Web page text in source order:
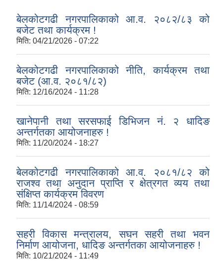
बेलकोटगढी नगरपालिकाको आ.व. २०८२/८३ को
बजेट तथा कार्यक्रम !
मिति: 04/21/2026 - 07:22
बेलकोटगढी नगरपालिकाको नीति, कार्यक्रम तथा
बजेट (आ.व. २०८१/८२)
मिति: 12/16/2024 - 11:28
खानेपानी तथा सरसफाई डिभिजन नं. २ धादिङ
अन्तर्गतका आयोजनाहरु !
मिति: 11/20/2024 - 18:27
बेलकोटगढी नगरपालिकाको आ.व. २०८१/८२ को
राजश्व तथा अनुदान प्राप्ति र क्षेत्रगत व्यय तथा
संक्षिप्त कार्यक्रम विवरण
मिति: 11/14/2024 - 08:59
सहरी विकास मन्त्रालय, सघन सहरी तथा भवन
निर्माण आयोजना, धादिङ अन्तर्गतका आयोजनाहरु !
मिति: 10/21/2024 - 11:49